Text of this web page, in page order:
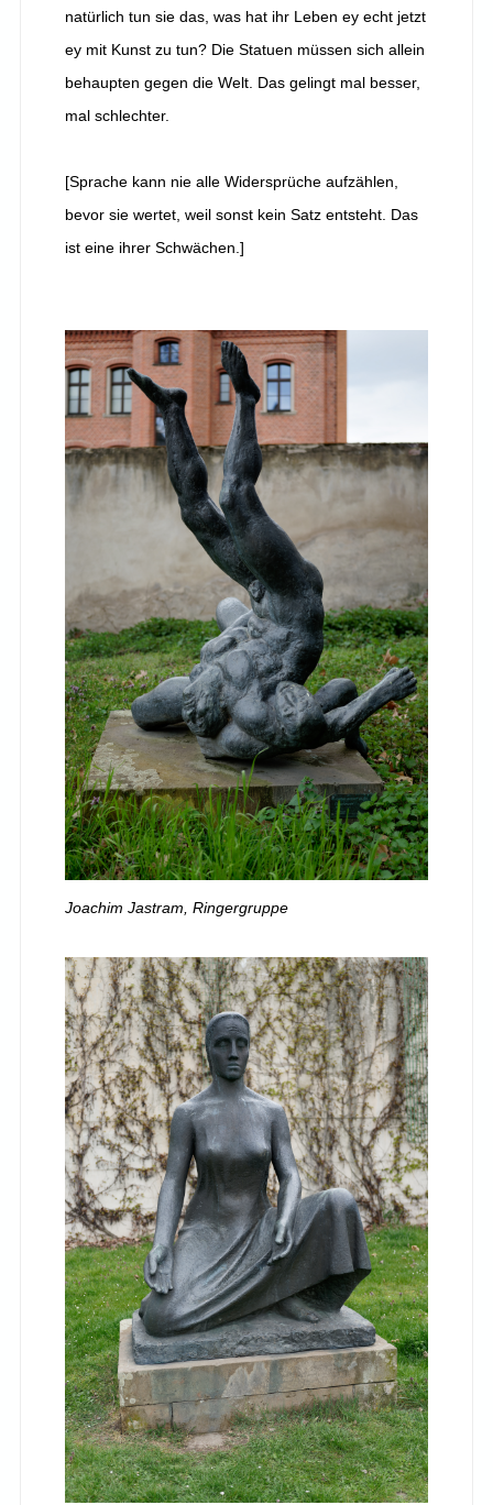
natürlich tun sie das, was hat ihr Leben ey echt jetzt
ey mit Kunst zu tun? Die Statuen müssen sich allein
behaupten gegen die Welt. Das gelingt mal besser,
mal schlechter.
[Sprache kann nie alle Widersprüche aufzählen,
bevor sie wertet, weil sonst kein Satz entsteht. Das
ist eine ihrer Schwächen.]
Joachim Jastram, Ringergruppe